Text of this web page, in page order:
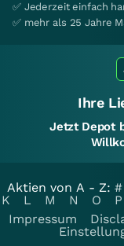
✅ Jederzeit einfach
✅ mehr als 25 Jahre
Ihre
Jetzt Depot
Aktien von A - Z: #
K
L M N O P
Impressum